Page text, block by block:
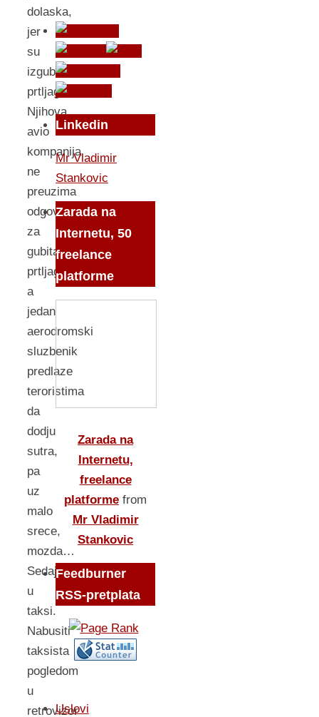
dolaska,
jer
su
izgubili
prtljag.
Njihova
avio
kompanija
ne
preuzima
odgovornost
za
gubitag
prtljaga,
a
jedan
aerodromski
sluzbenik
predlaze
teroristima
da
dodju
sutra,
pa
uz
malo
srece,
mozda…
Sedaju
u
taksi.
Nabusiti
taksista
pogledom
u
retrovizor
Linkedin
Mr Vladimir
Stankovic
Zarada na
Internetu, 50
freelance
platforme
Zarada na
Internetu,
freelance
platforme from
Mr Vladimir
Stankovic
Feedburner
RSS-pretplata
Uslovi